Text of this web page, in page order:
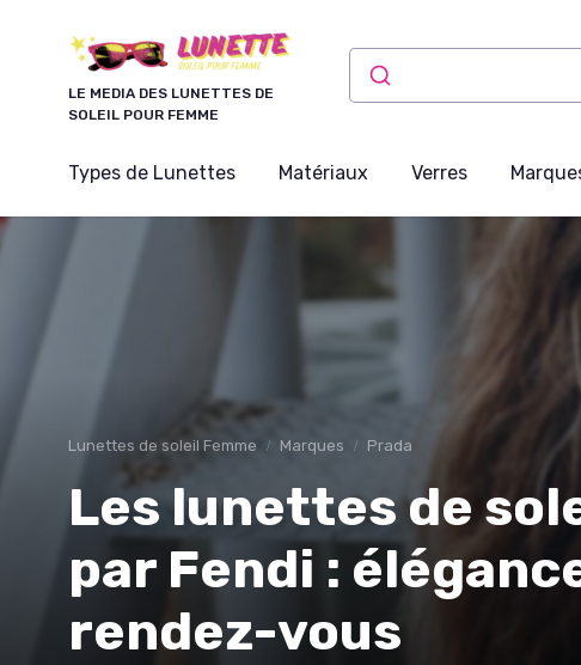
LE MEDIA DES LUNETTES DE
SOLEIL POUR FEMME
Types de Lunettes Matériaux Verres
Lunettes de soleil Femme Marques Prada
Les lunettes de
par Fendi :
rendez-vous